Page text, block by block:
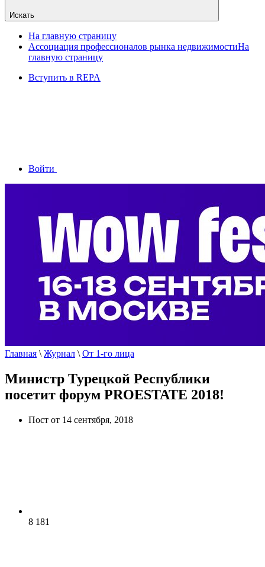
Искать
На главную страницу
Ассоциация профессионалов рынка недвижимостиНа
главную страницу
Вступить в REPA
Войти
Главная \ Журнал \ От 1-го лица
Министр Турецкой Республики
посетит форум PROESTATE 2018!
Пост от 14 сентября, 2018
8 181